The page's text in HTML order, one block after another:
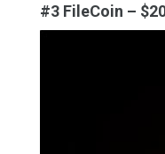
#3 FileCoin –